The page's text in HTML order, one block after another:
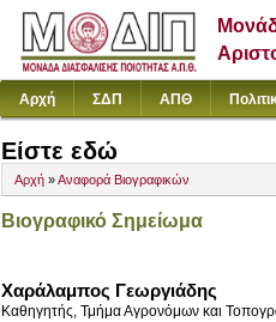
Αρχή ΣΔΠ ΑΠΘ
Είστε εδώ
Αρχή »Αναφορά Βιογραφικών
Βιογραφικό Σημείωμα
Χαράλαμπος Γεωργιάδης
Καθηγητής, Τμήμα Αγρονόμων και